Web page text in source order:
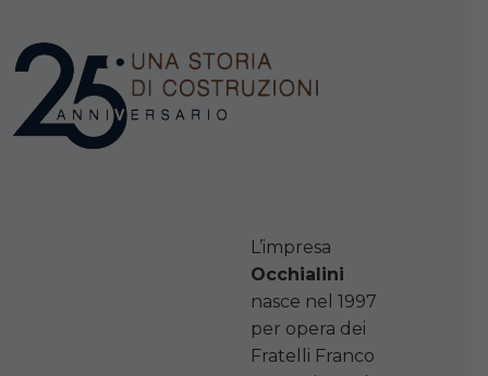
L’impresa
Occhialini
nasce nel 1997
per opera dei
Fratelli Franco